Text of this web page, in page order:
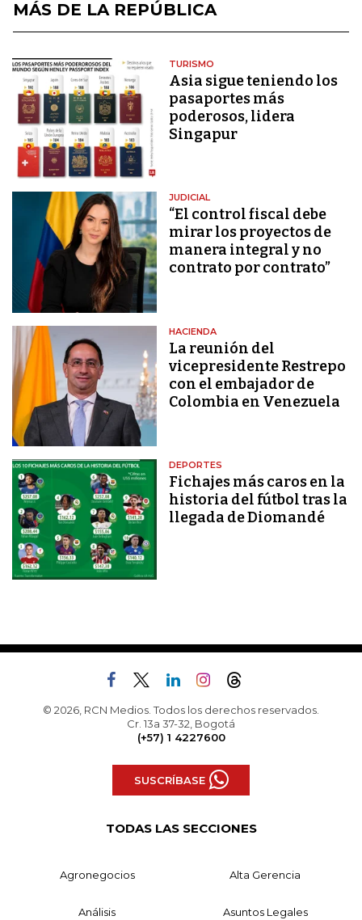
MÁS DE LA REPÚBLICA
TURISMO
Asia sigue teniendo los
pasaportes más
poderosos, lidera
Singapur
JUDICIAL
“El control fiscal debe
mirar los proyectos de
manera integral y no
contrato por contrato”
HACIENDA
La reunión del
vicepresidente Restrepo
con el embajador de
Colombia en Venezuela
DEPORTES
Fichajes más caros en la
historia del fútbol tras la
llegada de Diomandé
© 2026, RCN Medios. Todos los derechos reservados.
Cr. 13a 37-32, Bogotá
(+57) 1 4227600
SUSCRÍBASE
TODAS LAS SECCIONES
Agronegocios Alta Gerencia
Análisis Asuntos Legales